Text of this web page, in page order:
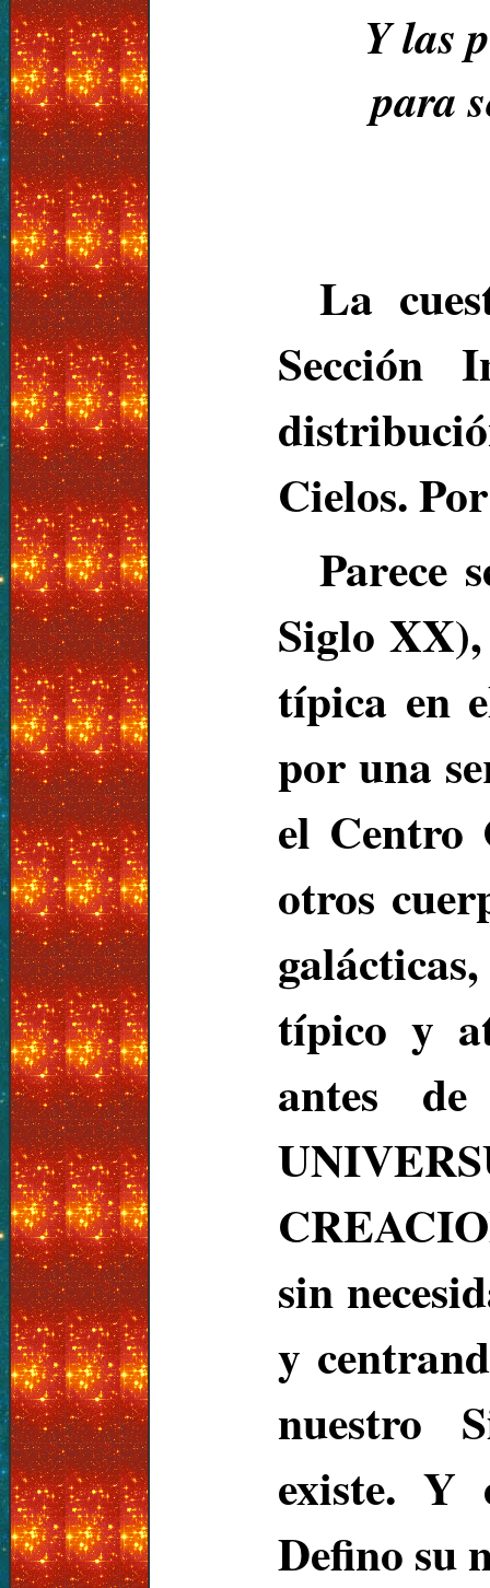
Y las
para
La
Sección
Cielos.
Parece
Siglo
típica en
por una
el Centro
otros
típico y
antes
sin
y
nuestro
existe.
Defino su